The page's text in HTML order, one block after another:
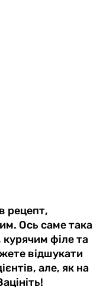
рецепт,
Ось саме така
курячим філе та
відшукати
але, як на